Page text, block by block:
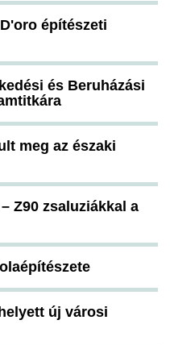
építészeti
és Beruházási
meg az északi
Z90 zsaluziákkal a
új városi